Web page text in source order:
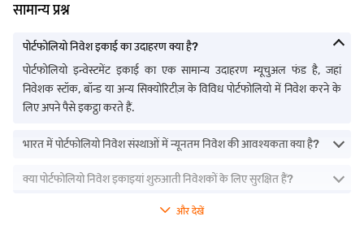
सामान्य प्रश्न
पोर्टफोलियो निवेश इकाई का उदाहरण क्या है?
पोर्टफोलियो इन्वेस्टमेंट इकाई का एक सामान्य उदाहरण म्यूचुअल फंड है, जहां
निवेशक स्टॉक, बॉन्ड या अन्य सिक्योरिटीज़ के विविध पोर्टफोलियो में निवेश करने के
लिए अपने पैसे इकट्ठा करते हैं.
भारत में पोर्टफोलियो निवेश संस्थाओं में न्यूनतम निवेश की आवश्यकता क्या है?
क्या पोर्टफोलियो निवेश इकाइयां शुरुआती निवेशकों के लिए सुरक्षित हैं?
और देखें